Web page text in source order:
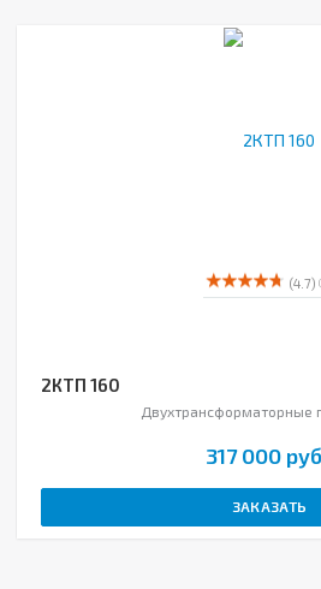
(4.7)
2КТП 160
Двухтрансформаторные
317 000
ЗАКАЗАТЬ